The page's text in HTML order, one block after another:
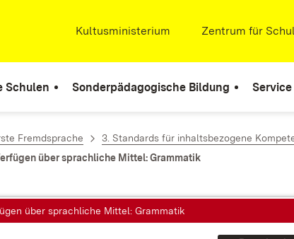
Extern:
Kultusministerium (Öffnet in neuem
Extern:
Zentrum für
Schulen Sonderpädagogische Bildung Service
Fremdsprache 3. Standards für inhaltsbezogene
über sprachliche Mittel: Grammatik
über sprachliche Mittel: Grammatik